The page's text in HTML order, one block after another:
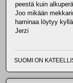
peestä kuin
Joo mikään
haminaa löytyy
Jerzi
SUOMI ON